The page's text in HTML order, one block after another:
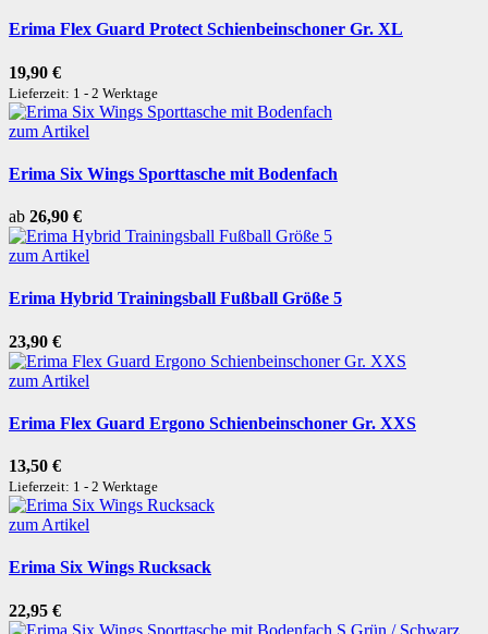
Erima Flex Guard Protect Schienbeinschoner Gr. XL
19,90 €
Lieferzeit: 1 - 2 Werktage
zum Artikel
Erima Six Wings Sporttasche mit Bodenfach
ab 26,90 €
zum Artikel
Erima Hybrid Trainingsball Fußball Größe 5
23,90 €
zum Artikel
Erima Flex Guard Ergono Schienbeinschoner Gr. XXS
13,50 €
Lieferzeit: 1 - 2 Werktage
zum Artikel
Erima Six Wings Rucksack
22,95 €